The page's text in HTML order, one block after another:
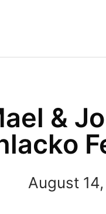
&
August